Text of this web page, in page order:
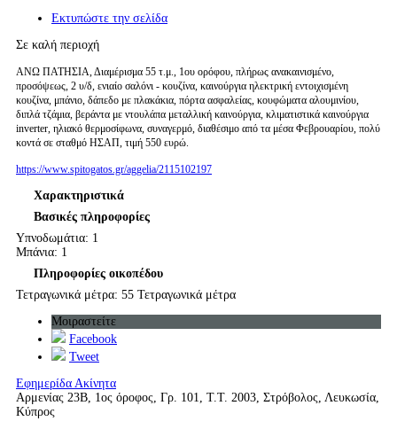
Εκτυπώστε την σελίδα
Σε καλή περιοχή
ΑΝΩ ΠΑΤΗΣΙΑ, Διαμέρισμα 55 τ.μ., 1ου ορόφου, πλήρως ανακαινισμένο,
προσόψεως, 2 υ/δ, ενιαίο σαλόνι - κουζίνα, καινούργια ηλεκτρική εντοιχισμένη
κουζίνα, μπάνιο, δάπεδο με πλακάκια, πόρτα ασφαλείας, κουφώματα αλουμινίου,
διπλά τζάμια, βεράντα με ντουλάπα μεταλλική καινούργια, κλιματιστικά καινούργια
inverter, ηλιακό θερμοσίφωνα, συναγερμό, διαθέσιμο από τα μέσα Φεβρουαρίου, πολύ
κοντά σε σταθμό ΗΣΑΠ, τιμή 550 ευρώ.
https://www.spitogatos.gr/aggelia/2115102197
Χαρακτηριστικά
Βασικές πληροφορίες
Υπνοδωμάτια: 1
Μπάνια: 1
Πληροφορίες οικοπέδου
Τετραγωνικά μέτρα: 55 Τετραγωνικά μέτρα
Μοιραστείτε
Facebook
Tweet
Εφημερίδα Ακίνητα
Αρμενίας 23Β, 1ος όροφος, Γρ. 101, Τ.Τ. 2003, Στρόβολος, Λευκωσία,
Κύπρος